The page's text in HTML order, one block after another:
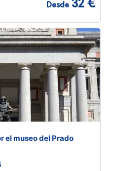
Desde 32 €
el museo del Prado